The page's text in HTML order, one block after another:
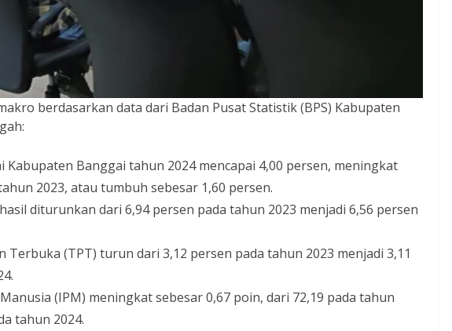
berdasarkan data dari Badan Pusat Statistik (BPS) Kabupaten
Banggai tahun 2024 mencapai 4,00 persen, meningkat
2023, atau tumbuh sebesar 1,60 persen.
diturunkan dari 6,94 persen pada tahun 2023 menjadi 6,56 persen
(TPT) turun dari 3,12 persen pada tahun 2023 menjadi 3,11
(IPM) meningkat sebesar 0,67 poin, dari 72,19 pada tahun
tahun 2024.